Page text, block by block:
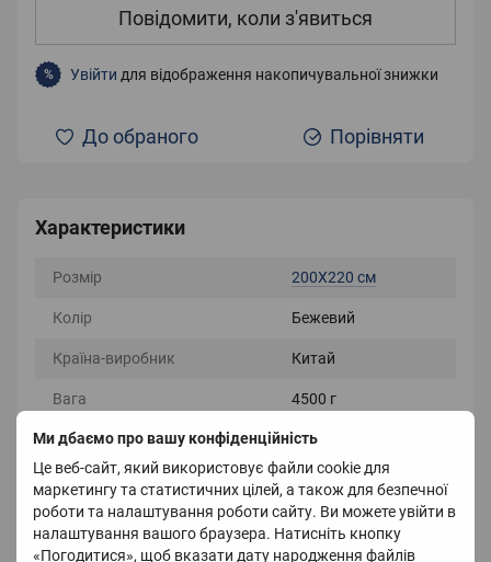
Ми дбаємо про вашу конфіденційність
Це веб-сайт, який використовує файли cookie для
маркетингу та статистичних цілей, а також для безпечної
роботи та налаштування роботи сайту. Ви можете увійти в
налаштування вашого браузера. Натисніть кнопку
«Погодитися», щоб вказати дату народження файлів
Повідомити, коли з'явиться
% Увійти для відображення накопичувальної знижки
До обраного Порівняти
Характеристики
Розмір 200X220 см
Колір Бежевий
Країна-виробник Китай
Вага 4500 г
Опис
Плюшева постільна білизна з мікрофібри
Розмір Євро: